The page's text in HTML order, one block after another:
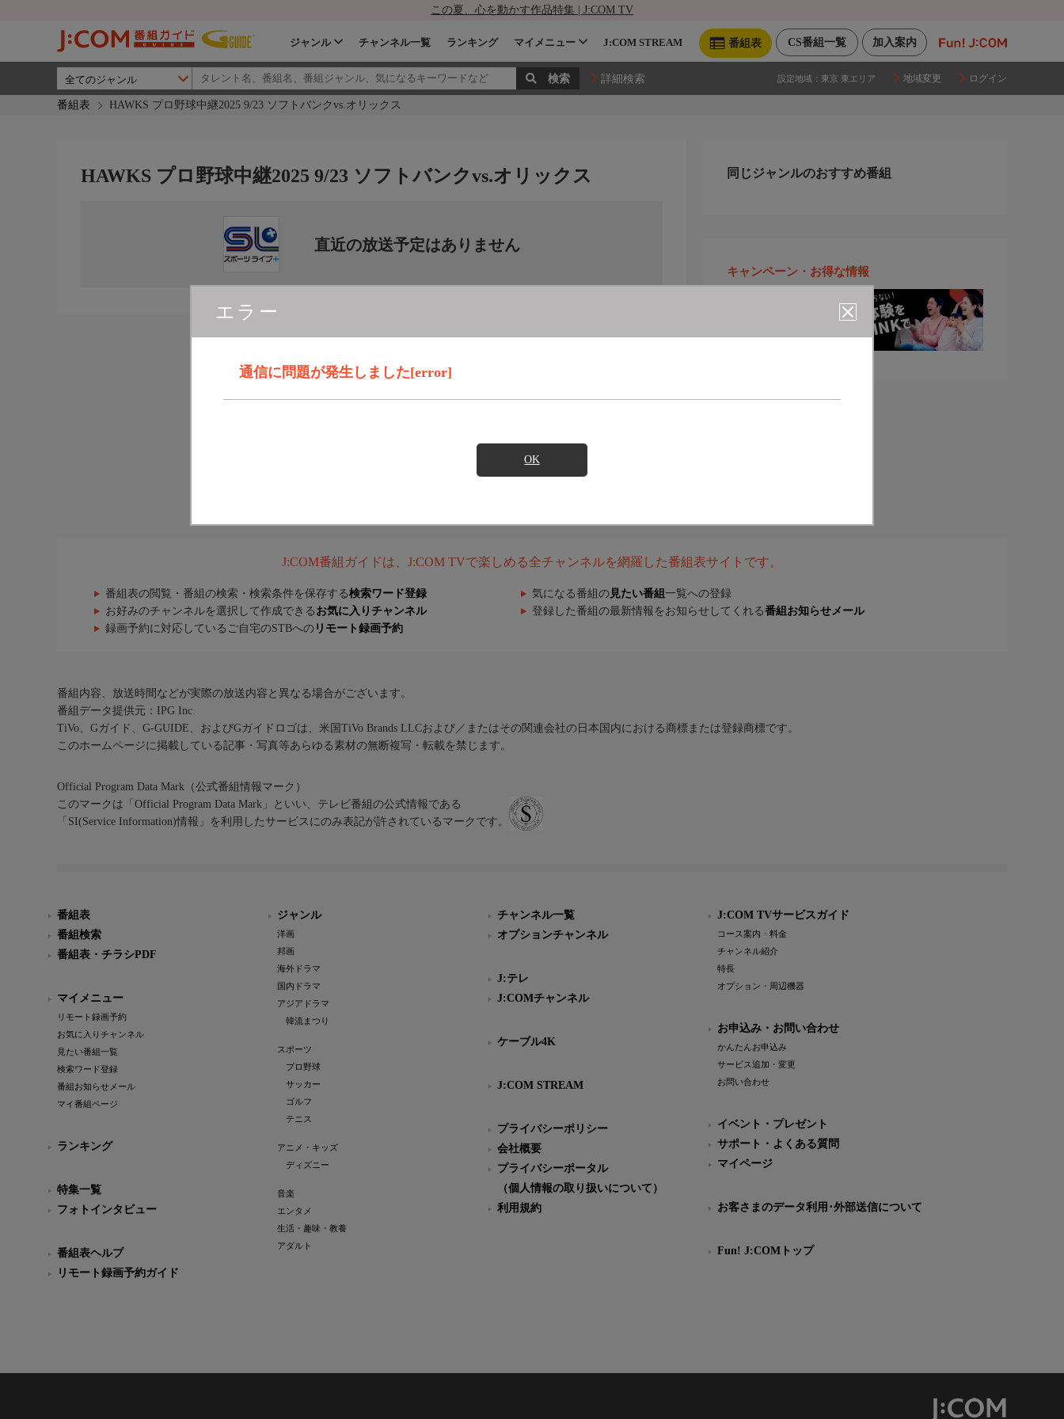
この夏、心を動かす作品特集 | J:COM TV
加入案内
CS番組一覧
番組表
ジャンル チャンネル一覧 ランキング マイメニュー J:COM STREAM
詳細検索 設定地域： 東京 東エリア 地域変更 ログイン
番組表 HAWKS プロ野球中継2025 9/23 ソフトバンクvs.オリックス
エラー
通信に問題が発生しました[error]
OK
HAWKS プロ野球中継2025 9/23 ソフトバンクvs.オリックス
直近の放送予定はありません
同じジャンルのおすすめ番組
キャンペーン・お得な情報
J:COM番組ガイドは、J:COM TVで楽しめる全チャンネルを網羅した番組表サイトです。
番組表の閲覧・番組の検索・検索条件を保存する検索ワード登録 気になる番組の 見たい番組 一覧への登録
お好みのチャンネルを選択して作成できる お気に入りチャンネル 登録した番組の最新情報をお知らせしてくれる番組お知らせメール
録画予約に対応しているご自宅のSTBへの リモート録画予約
番組内容、放送時間などが実際の放送内容と異なる場合がございます。
番組データ提供元：IPG Inc.
TiVo、Gガイド、G-GUIDE、およびGガイドロゴは、米国TiVo Brands LLCおよび／またはその関連会社の日本国内における商標または登録商標です。
このホームページに掲載している記事・写真等あらゆる素材の無断複写・転載を禁じます。
Official Program Data Mark（公式番組情報マーク）
このマークは「Official Program Data Mark」といい、テレビ番組の公式情報である
「SI(Service Information)情報」を利用したサービスにのみ表記が許されているマークです。
番組表
番組検索
番組表・チラシPDF
マイメニュー
リモート録画予約
お気に入りチャンネル
見たい番組一覧
検索ワード登録
番組お知らせメール
マイ番組ページ
ランキング
特集一覧
フォトインタビュー
番組表ヘルプ
リモート録画予約ガイド
ジャンル
洋画
邦画
海外ドラマ
国内ドラマ
アジアドラマ
韓流まつり
スポーツ
プロ野球
サッカー
ゴルフ
テニス
アニメ・キッズ
ディズニー
音楽
エンタメ
生活・趣味・教養
アダルト
チャンネル一覧
オプションチャンネル
J:テレ
J:COMチャンネル
ケーブル4K
J:COM STREAM
プライバシーポリシー
会社概要
プライバシーポータル
（個人情報の取り扱いについて）
利用規約
J:COM TVサービスガイド
コース案内・料金
チャンネル紹介
特長
オプション・周辺機器
お申込み・お問い合わせ
かんたんお申込み
サービス追加・変更
お問い合わせ
イベント・プレゼント
サポート・よくある質問
マイページ
お客さまのデータ利用･外部送信について
Fun! J:COMトップ